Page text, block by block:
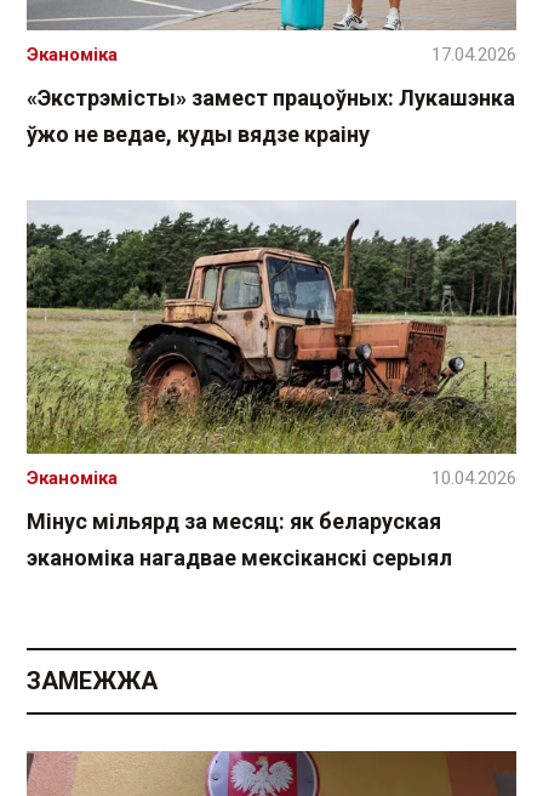
«Экстрэмісты» замест працоўных: Лукашэнка
ўжо не ведае, куды вядзе краіну
Эканоміка 17.04.2026
Мінус мільярд за месяц: як беларуская
эканоміка нагадвае мексіканскі серыял
Эканоміка 10.04.2026
ЗАМЕЖЖА